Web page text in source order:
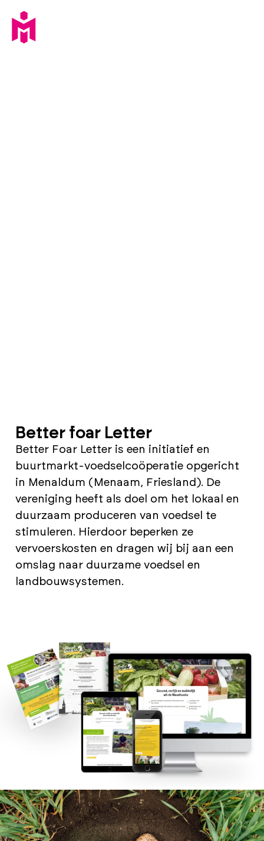
Better foar Letter
Better Foar Letter is een initiatief en
buurtmarkt-voedselcoöperatie opgericht
in Menaldum (Menaam, Friesland). De
vereniging heeft als doel om het lokaal en
duurzaam produceren van voedsel te
stimuleren. Hierdoor beperken ze
vervoerskosten en dragen wij bij aan een
omslag naar duurzame voedsel en
landbouwsystemen.